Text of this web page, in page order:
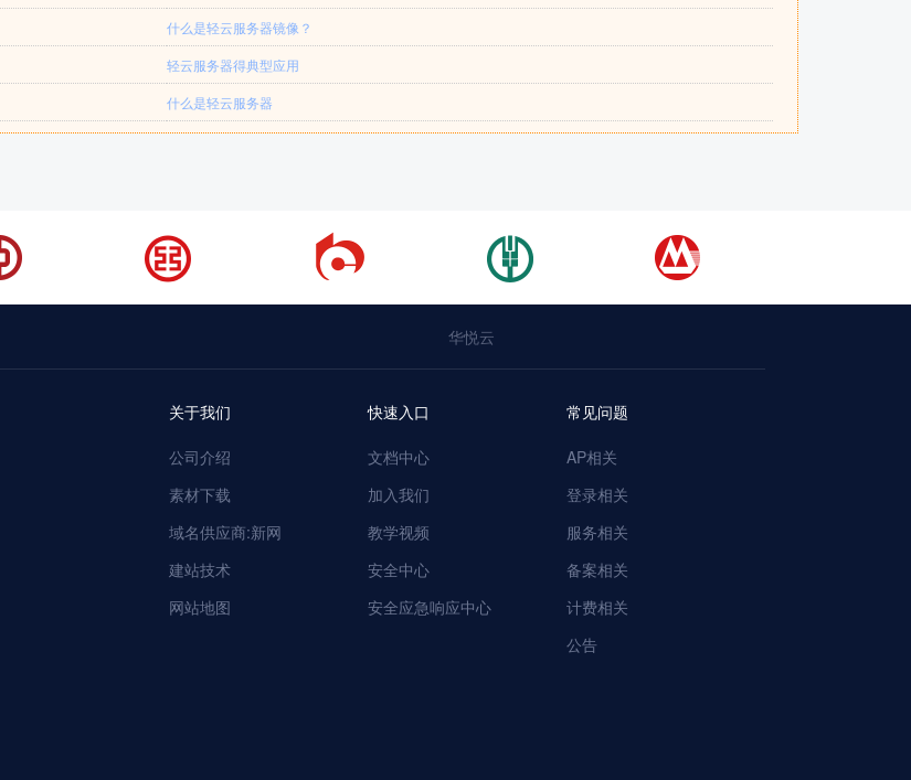
什么是轻云服务器镜像？
轻云服务器得典型应用
什么是轻云服务器
华悦云
关于我们
公司介绍
素材下载
域名供应商:新网
建站技术
网站地图
快速入口
文档中心
加入我们
教学视频
安全中心
安全应急响应中心
常见问题
AP相关
登录相关
服务相关
备案相关
计费相关
公告